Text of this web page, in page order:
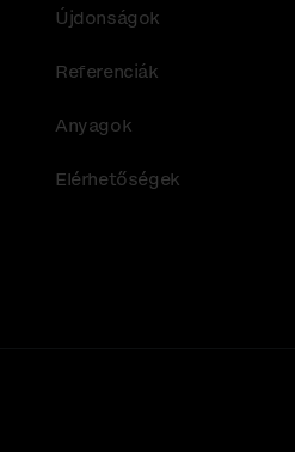
Újdonságok
Referenciák
Anyagok
Elérhetőségek